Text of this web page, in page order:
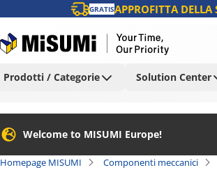
GRATISAPPROFITTA
Prodotti / Categorie Solution Center
Welcome to MISUMI Europe!
Homepage MISUMI Componenti meccanici